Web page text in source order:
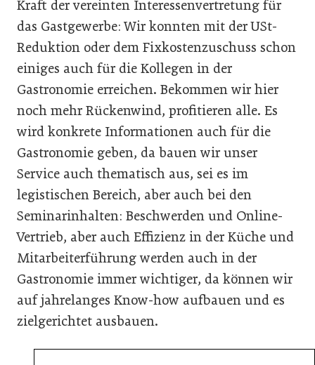
Kraft der vereinten Interessenvertretung für
das Gastgewerbe: Wir konnten mit der USt-
Reduktion oder dem Fixkostenzuschuss schon
einiges auch für die Kollegen in der
Gastronomie erreichen. Bekommen wir hier
noch mehr Rückenwind, profitieren alle. Es
wird konkrete Informationen auch für die
Gastronomie geben, da bauen wir unser
Service auch thematisch aus, sei es im
legistischen Bereich, aber auch bei den
Seminarinhalten: Beschwerden und Online-
Vertrieb, aber auch Effizienz in der Küche und
Mitarbeiterführung werden auch in der
Gastronomie immer wichtiger, da können wir
auf jahrelanges Know-how aufbauen und es
zielgerichtet ausbauen.